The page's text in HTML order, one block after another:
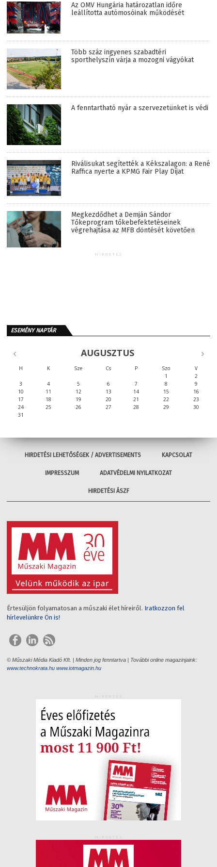
Az OMV Hungária határozatlan időre
leállította autómosóinak működését
Több száz ingyenes szabadtéri
sporthelyszín várja a mozogni vágyókat
A fenntartható nyár a szervezetünket is védi
Riválisukat segítették a Kékszalagon: a René
Raffica nyerte a KPMG Fair Play Díjat
Megkezdődhet a Demján Sándor
Tőkeprogram tőkebefektetéseinek
végrehajtása az MFB döntését követően
HIRDETÉS
ESEMÉNY NAPTÁR
AUGUSZTUS
H K Sze Cs P Szo
V
1
2
3
4 5 6 7 8
9
10
11 12 13 14 15
16
17
18 19 20 21 22
23
24
25 26 27 28 29
30
31
HIRDETÉSI LEHETŐSÉGEK / ADVERTISEMENTS KAPCSOLAT
IMPRESSZUM ADATVÉDELMI NYILATKOZAT
HIRDETÉSI ÁSZF
Értesüljön folyamatosan a műszaki élet híreiről. Iratkozzon fel
hírlevelünkre Ön is!
© Műszaki Média Kiadó Kft. | Minden jog fenntartva | További online magazinjaink:
www.technokrata.hu www.iotmagazin.hu
HIRDETÉS
HIRDETÉS